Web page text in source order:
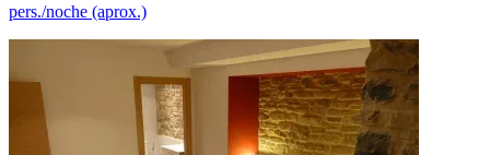
pers./noche (aprox.)